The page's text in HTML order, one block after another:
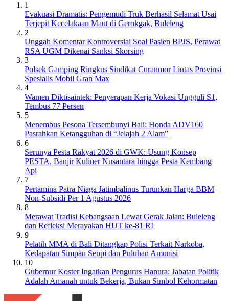
1
Evakuasi Dramatis: Pengemudi Truk Berhasil Selamat Usai
Terjepit Kecelakaan Maut di Gerokgak, Buleleng
2
Unggah Komentar Kontroversial Soal Pasien BPJS, Perawat
RSA UGM Dikenai Sanksi Skorsing
3
Polsek Gamping Ringkus Sindikat Curanmor Lintas Provinsi
Spesialis Mobil Gran Max
4
Wamen Diktisaintek: Penyerapan Kerja Vokasi Ungguli S1,
Tembus 77 Persen
5
Menembus Pesona Tersembunyi Bali: Honda ADV160
Pasrahkan Ketangguhan di “Jelajah 2 Alam”
6
Serunya Pesta Rakyat 2026 di GWK: Usung Konsep
PESTA, Banjir Kuliner Nusantara hingga Pesta Kembang
Api
7
Pertamina Patra Niaga Jatimbalinus Turunkan Harga BBM
Non-Subsidi Per 1 Agustus 2026
8
Merawat Tradisi Kebangsaan Lewat Gerak Jalan: Buleleng
dan Refleksi Merayakan HUT ke-81 RI
9
Pelatih MMA di Bali Ditangkap Polisi Terkait Narkoba,
Kedapatan Simpan Senpi dan Puluhan Amunisi
10
Gubernur Koster Ingatkan Pengurus Hanura: Jabatan Politik
Adalah Amanah untuk Bekerja, Bukan Simbol Kehormatan